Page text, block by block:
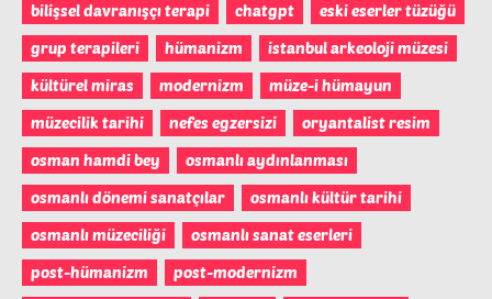
bilişsel davranışçı terapi
chatgpt
eski eserler tüzüğü
grup terapileri
hümanizm
istanbul arkeoloji müzesi
kültürel miras
modernizm
müze-i hümayun
müzecilik tarihi
nefes egzersizi
oryantalist resim
osman hamdi bey
osmanlı aydınlanması
osmanlı dönemi sanatçılar
osmanlı kültür tarihi
osmanlı müzeciliği
osmanlı sanat eserleri
post-hümanizm
post-modernizm